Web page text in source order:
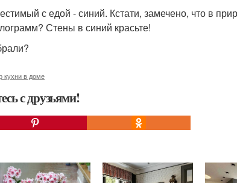
с едой - синий. Кстати, замечено, что в
Стены в синий красьте!
кухни в доме
с друзьями!